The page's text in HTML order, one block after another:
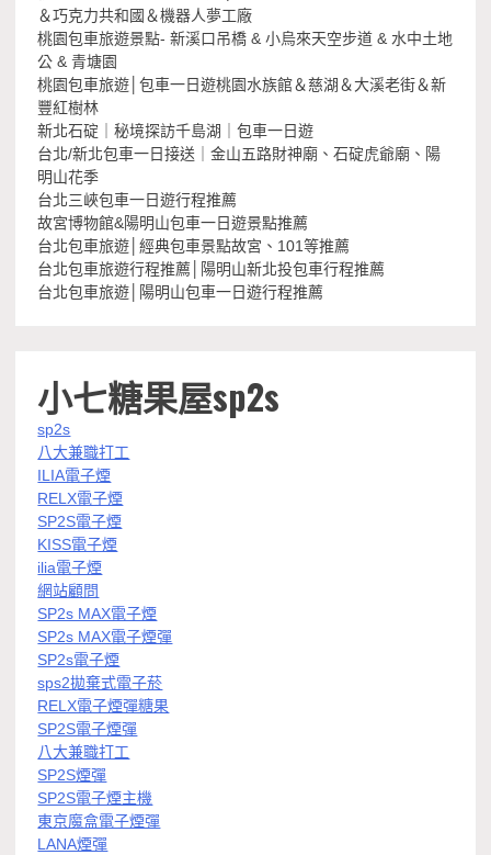
＆巧克力共和國＆機器人夢工廠
桃園包車旅遊景點- 新溪口吊橋 & 小烏來天空步道 & 水中土地
公 & 青塘園
桃園包車旅遊│包車一日遊桃園水族館＆慈湖＆大溪老街＆新
豐紅樹林
新北石碇｜秘境探訪千島湖｜包車一日遊
台北/新北包車一日接送｜金山五路財神廟、石碇虎爺廟、陽
明山花季
台北三峽包車一日遊行程推薦
故宮博物館&陽明山包車一日遊景點推薦
台北包車旅遊│經典包車景點故宮、101等推薦
台北包車旅遊行程推薦│陽明山新北投包車行程推薦
台北包車旅遊│陽明山包車一日遊行程推薦
小七糖果屋sp2s
sp2s
八大兼職打工
ILIA電子煙
RELX電子煙
SP2S電子煙
KISS電子煙
ilia電子煙
網站顧問
SP2s MAX電子煙
SP2s MAX電子煙彈
SP2s電子煙
sps2拋棄式電子菸
RELX電子煙彈糖果
SP2S電子煙彈
八大兼職打工
SP2S煙彈
SP2S電子煙主機
東京魔盒電子煙彈
LANA煙彈